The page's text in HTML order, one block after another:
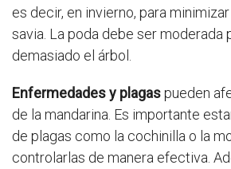
es decir, en invierno, para
savia. La poda debe ser moderada
demasiado el árbol.
Enfermedades y plagaspueden
de la mandarina. Es importante
de plagas como la cochinilla o la
controlarlas de manera efectiva.